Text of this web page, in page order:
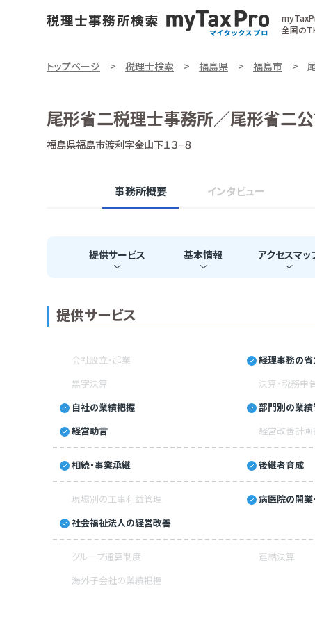
全国の
トップページ 税理士検索 福島県 福島市
尾形省二税理士事務所／尾形省二
福島県福島市渡利字金山下１３−８
事務所概要 インタビュー
提供サービス 基本情報 アクセスマッ
提供サービス
会社設立・起業 経理事務の省
黒字決算
決算・税務申
自社の業績把握
部門別の業
経営助言
経営改善計
相続・事業承継 後継者育成
現場別の工事利益管理 病医院の開業
社会福祉法人の経営改善
グループ通算制度 連結決算
海外子会社の業績把握